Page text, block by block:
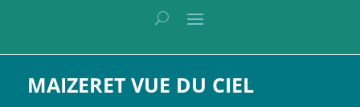
MAIZERET VUE DU CIEL